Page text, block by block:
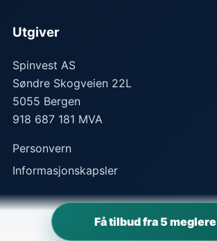
Få tilbud fra 5 meglere
Utgiver
Spinvest AS
Søndre Skogveien 22L
5055 Bergen
918 687 181 MVA
Personvern
Informasjonskapsler